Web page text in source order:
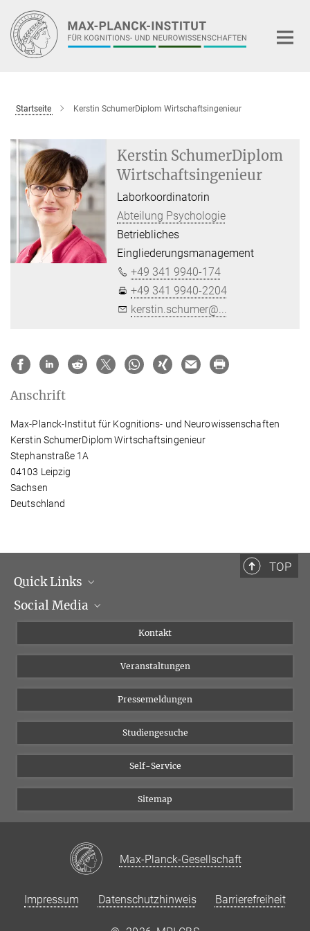
Hauptinhalt
Startseite Kerstin SchumerDiplom Wirtschaftsingenieur
Kerstin SchumerDiplom
Wirtschaftsingenieur
Laborkoordinatorin
Abteilung Psychologie
Betriebliches
Eingliederungsmanagement
+49 341 9940-174
+49 341 9940-2204
kerstin.schumer@...
Anschrift
Max-Planck-Institut für Kognitions- und Neurowissenschaften
Kerstin SchumerDiplom Wirtschaftsingenieur
Stephanstraße 1A
04103 Leipzig
Sachsen
Deutschland
TOP
Quick Links
Institutsleitung
Social Media
YouTube
Kontakt
Veranstaltungen
Pressemeldungen
Studiengesuche
Self-Service
Sitemap
Max-Planck-Gesellschaft
Impressum Datenschutzhinweis Barrierefreiheit